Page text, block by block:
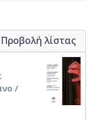
Προβολή λίστας
/